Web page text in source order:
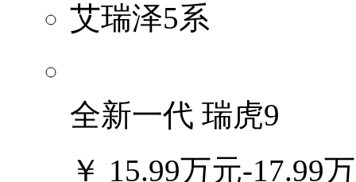
艾瑞泽5系
全新一代 瑞虎9
￥ 15.99万元-17.99